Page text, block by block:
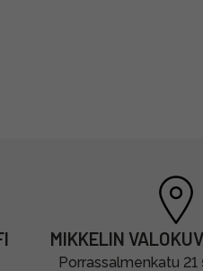
MIKKELIN
Porrassalmenkatu